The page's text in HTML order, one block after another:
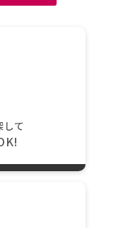
して